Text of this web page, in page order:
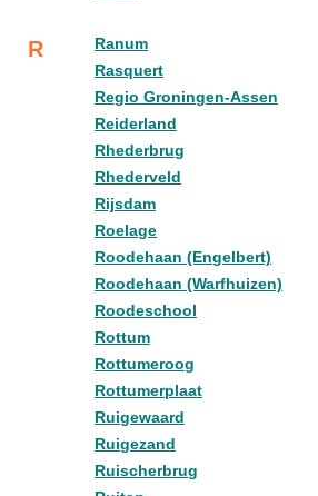
R
Ranum
Rasquert
Regio Groningen-Assen
Reiderland
Rhederbrug
Rhederveld
Rijsdam
Roelage
Roodehaan (Engelbert)
Roodehaan (Warfhuizen)
Roodeschool
Rottum
Rottumeroog
Rottumerplaat
Ruigewaard
Ruigezand
Ruischerbrug